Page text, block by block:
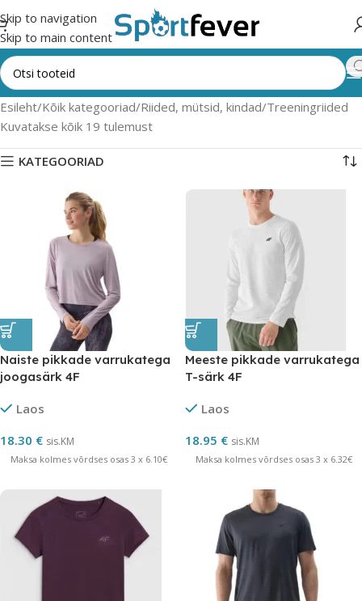
Skip to navigation
Skip to main content
Esileht Kõik kategooriad Riided, mütsid, kindad Treeningriided
Kuvatakse kõik 19 tulemust
KATEGOORIAD
Naiste pikkade varrukatega
joogasärk 4F
Laos
18.30 € sis.KM
Maksa kolmes võrdses osas 3 x 6.10€
Meeste pikkade varrukatega
T-särk 4F
Laos
18.95 € sis.KM
Maksa kolmes võrdses osas 3 x 6.32€